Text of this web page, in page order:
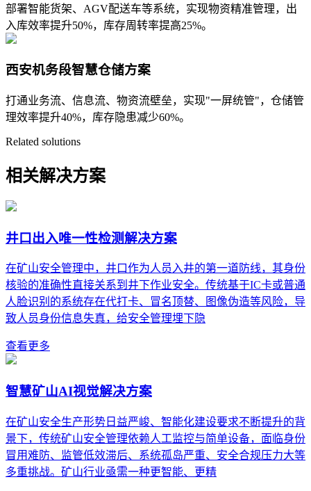
部署智能货架、AGV配送车等系统，实现物资精准管理，出
入库效率提升50%，库存周转率提高25%。
西安机务段智慧仓储方案
打通业务流、信息流、物资流壁垒，实现"一屏统管"，仓储管
理效率提升40%，库存隐患减少60%。
Related solutions
相关解决方案
井口出入唯一性检测解决方案
在矿山安全管理中，井口作为人员入井的第一道防线，其身份
核验的准确性直接关系到井下作业安全。传统基于IC卡或普通
人脸识别的系统存在代打卡、冒名顶替、图像伪造等风险，导
致人员身份信息失真，给安全管理埋下隐
查看更多
智慧矿山AI视觉解决方案
在矿山安全生产形势日益严峻、智能化建设要求不断提升的背
景下，传统矿山安全管理依赖人工监控与简单设备，面临身份
冒用难防、监管低效滞后、系统孤岛严重、安全合规压力大等
多重挑战。矿山行业亟需一种更智能、更精